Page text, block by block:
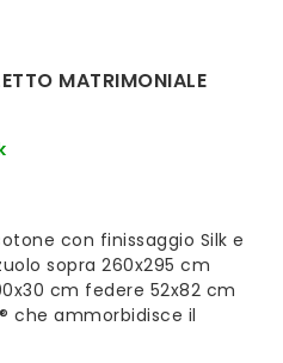
MATRIMONIALE
con finissaggio Silk e
sopra 260x295 cm
cm federe 52x82 cm
che ammorbidisce il